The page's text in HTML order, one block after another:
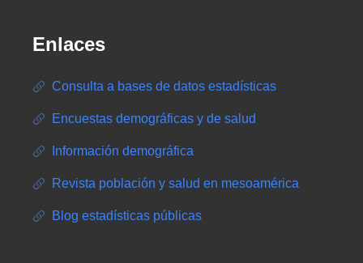
Enlaces
Consulta a bases de datos estadísticas
Encuestas demográficas y de salud
Información demográfica
Revista población y salud en mesoamérica
Blog estadísticas públicas